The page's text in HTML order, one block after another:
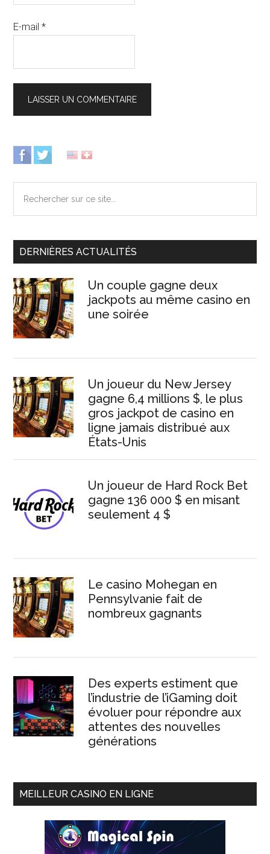
E-mail*
Barre
latérale
principale
sur
DERNIÈRES ACTUALITÉS
Un couple gagne deux
jackpots au même casino en
une soirée
Un joueur du New Jersey
gagne 6,4 millions $, le plus
gros jackpot de casino en
ligne jamais distribué aux
États-Unis
Un joueur de Hard Rock Bet
gagne 136 000 $ en misant
seulement 4 $
Le casino Mohegan en
Pennsylvanie fait de
nombreux gagnants
Des experts estiment que
l’industrie de l’iGaming doit
évoluer pour répondre aux
attentes des nouvelles
générations
MEILLEUR CASINO EN LIGNE